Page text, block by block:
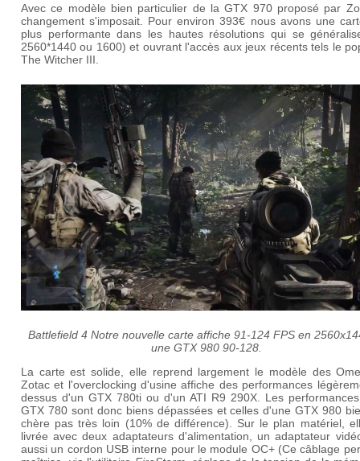
Avec ce modèle bien particulier de la GTX 970 proposé par
changement s'imposait. Pour environ 393€ nous avons une
plus performante dans les hautes résolutions qui se
2560*1440 ou 1600) et ouvrant l'accès aux jeux récents tels le
The Witcher III.
Battlefield 4 Notre nouvelle carte affiche 91-124 FPS en
une GTX 980 90-128.
La carte est solide, elle reprend largement le modèle des
Zotac et l'overclocking d'usine affiche des performances
dessus d'un GTX 780ti ou d'un ATI R9 290X. Les
GTX 780 sont donc biens dépassées et celles d'une GTX 980
chère pas très loin (10% de différence). Sur le plan matériel,
livrée avec deux adaptateurs d'alimentation, un adaptateur
aussi un cordon USB interne pour le module OC+ (Ce câblage